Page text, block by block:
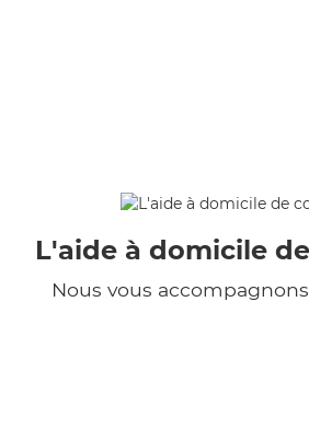
L'aide à domicile
Nous vous